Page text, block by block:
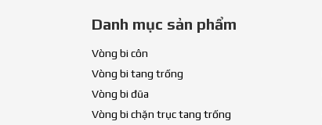
Danh mục sản phẩm
Vòng bi côn
Vòng bi tang trống
Vòng bi đũa
Vòng bi chặn trục tang trống